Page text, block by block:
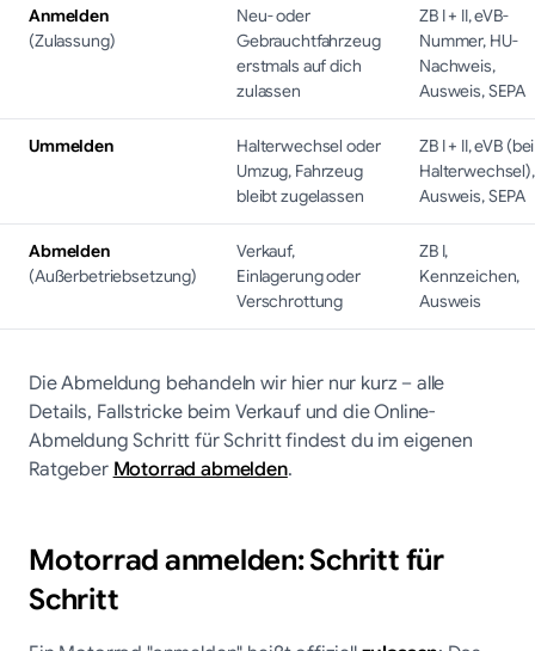
Anmelden
(Zulassung)
Neu- oder
Gebrauchtfahrzeug
erstmals auf dich
zulassen
ZB I + II, eVB-
Nummer, HU-
Nachweis,
Ausweis, SEPA
Ummelden
Halterwechsel oder
Umzug, Fahrzeug
bleibt zugelassen
ZB I + II, eVB (bei
Halterwechsel),
Ausweis, SEPA
Abmelden
(Außerbetriebsetzung)
Verkauf,
Einlagerung oder
Verschrottung
ZB I,
Kennzeichen,
Ausweis
Die Abmeldung behandeln wir hier nur kurz – alle
Details, Fallstricke beim Verkauf und die Online-
Abmeldung Schritt für Schritt findest du im eigenen
RatgeberMotorrad abmelden.
Motorrad anmelden: Schritt für
Schritt